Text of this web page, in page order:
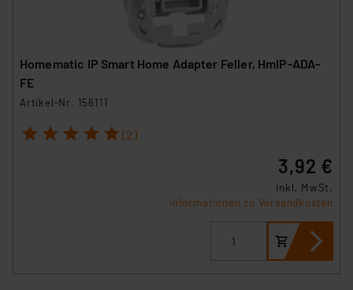
Homematic IP Smart Home Adapter Feller, HmIP-ADA-
FE
Artikel-Nr. 156111
1 2 3 4 5 (2)
3,92 €
inkl. MwSt.
Informationen zu Versandkosten